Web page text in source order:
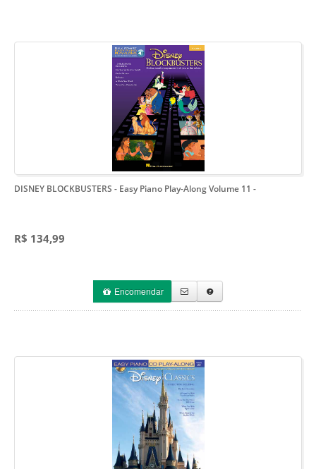
DISNEY BLOCKBUSTERS - Easy Piano Play-Along Volume 11 -
R$ 134,99
Encomendar